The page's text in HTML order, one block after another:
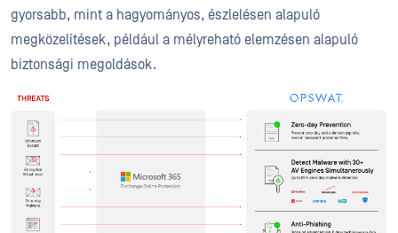
gyorsabb, mint a hagyományos, észlelésen alapuló
megközelítések, például a mélyreható elemzésen alapuló
biztonsági megoldások.